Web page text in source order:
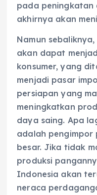
pada peningkatan
akhirnya akan
Namun
akan dapat
konsumer, yang
menjadi pasar
persiapan yang
meningkatkan
daya saing. Apa
adalah pengimpor
besar. Jika tidak
produksi
Indonesia akan
neraca